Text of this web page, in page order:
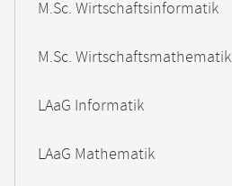
M.Sc. Wirtschaftsinformatik
M.Sc. Wirtschaftsmathematik
LAaG Informatik
LAaG Mathematik